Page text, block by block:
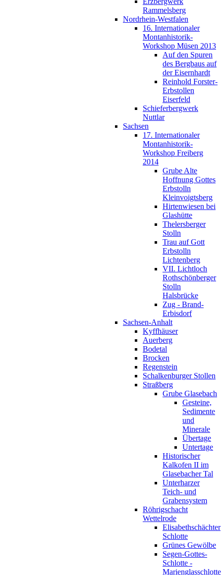
Rammelsberg
Nordrhein-Westfalen
16. Internationaler
Montanhistorik-
Workshop Müsen 2013
Auf den Spuren
des Bergbaus auf
der Eisernhardt
Reinhold Forster-
Erbstollen
Eiserfeld
Schieferbergwerk
Nuttlar
Sachsen
17. Internationaler
Montanhistorik-
Workshop Freiberg
2014
Grube Alte
Hoffnung Gottes
Erbstolln
Kleinvoigtsberg
Hirtenwiesen bei
Glashütte
Thelersberger
Stolln
Trau auf Gott
Erbstolln
Lichtenberg
VII. Lichtloch
Rothschönberger
Stolln
Halsbrücke
Zug - Brand-
Erbisdorf
Sachsen-Anhalt
Kyffhäuser
Auerberg
Bodetal
Brocken
Regenstein
Schalkenburger Stollen
Straßberg
Grube Glasebach
Gesteine,
Sedimente
und
Minerale
Übertage
Untertage
Historischer
Kalkofen II im
Glasebacher Tal
Unterharzer
Teich- und
Grabensystem
Röhrigschacht
Wettelrode
Elisabethschächter
Schlotte
Grünes Gewölbe
Segen-Gottes-
Schlotte -
Marienglasschlotte